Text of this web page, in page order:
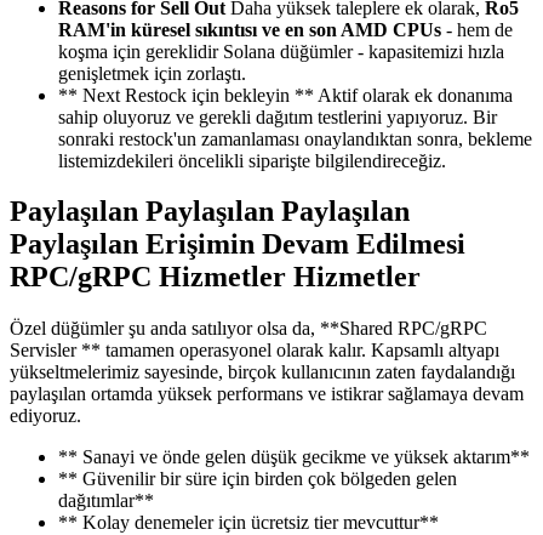
Reasons for Sell Out Daha yüksek taleplere ek olarak, Ro5
RAM'in küresel sıkıntısı ve en son AMD CPUs - hem de
koşma için gereklidir Solana düğümler - kapasitemizi hızla
genişletmek için zorlaştı.
** Next Restock için bekleyin ** Aktif olarak ek donanıma
sahip oluyoruz ve gerekli dağıtım testlerini yapıyoruz. Bir
sonraki restock'un zamanlaması onaylandıktan sonra, bekleme
listemizdekileri öncelikli siparişte bilgilendireceğiz.
Paylaşılan Paylaşılan Paylaşılan
Paylaşılan Erişimin Devam Edilmesi
RPC/gRPC Hizmetler Hizmetler
Özel düğümler şu anda satılıyor olsa da, **Shared RPC/gRPC
Servisler ** tamamen operasyonel olarak kalır. Kapsamlı altyapı
yükseltmelerimiz sayesinde, birçok kullanıcının zaten faydalandığı
paylaşılan ortamda yüksek performans ve istikrar sağlamaya devam
ediyoruz.
** Sanayi ve önde gelen düşük gecikme ve yüksek aktarım**
** Güvenilir bir süre için birden çok bölgeden gelen
dağıtımlar**
** Kolay denemeler için ücretsiz tier mevcuttur**